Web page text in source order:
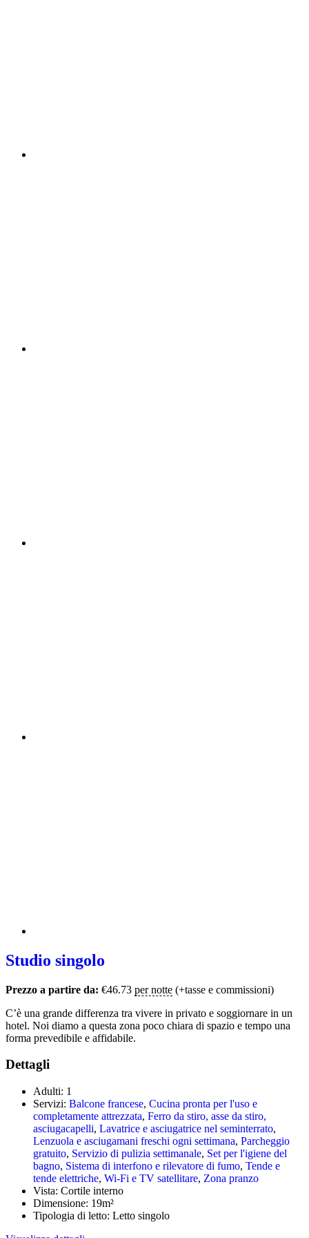
Studio singolo
Prezzo a partire da: €46.73 per notte (+tasse e commissioni)
C’è una grande differenza tra vivere in privato e soggiornare in un
hotel. Noi diamo a questa zona poco chiara di spazio e tempo una
forma prevedibile e affidabile.
Dettagli
Adulti: 1
Servizi: Balcone francese, Cucina pronta per l'uso e
completamente attrezzata, Ferro da stiro, asse da stiro,
asciugacapelli, Lavatrice e asciugatrice nel seminterrato,
Lenzuola e asciugamani freschi ogni settimana, Parcheggio
gratuito, Servizio di pulizia settimanale, Set per l'igiene del
bagno, Sistema di interfono e rilevatore di fumo, Tende e
tende elettriche, Wi-Fi e TV satellitare, Zona pranzo
Vista: Cortile interno
Dimensione: 19m²
Tipologia di letto: Letto singolo